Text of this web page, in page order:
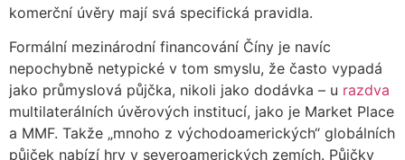
komerční úvěry mají svá specifická pravidla.
Formální mezinárodní financování Číny je navíc
nepochybně netypické v tom smyslu, že často vypadá
jako průmyslová půjčka, nikoli jako dodávka – u razdva
multilaterálních úvěrových institucí, jako je Market Place
a MMF. Takže „mnoho z východoamerických“ globálních
půjček nabízí hry v severoamerických zemích. Půjčky